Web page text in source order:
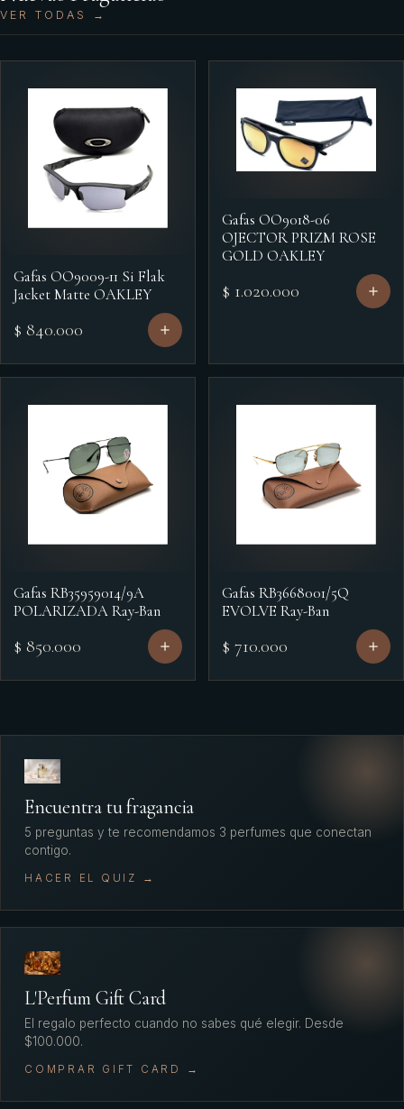
VER TODAS →
Gafas OO9009-11 Si Flak
Jacket Matte OAKLEY
$ 840.000
Gafas OO9018-06
OJECTOR PRIZM ROSE
GOLD OAKLEY
$ 1.020.000
Gafas RB35959014/9A
POLARIZADA Ray-Ban
$ 850.000
Gafas RB3668001/5Q
EVOLVE Ray-Ban
$ 710.000
Encuentra tu fragancia
5 preguntas y te recomendamos 3 perfumes que conectan
contigo.
HACER EL QUIZ →
L'Perfum Gift Card
El regalo perfecto cuando no sabes qué elegir. Desde
$100.000.
COMPRAR GIFT CARD →